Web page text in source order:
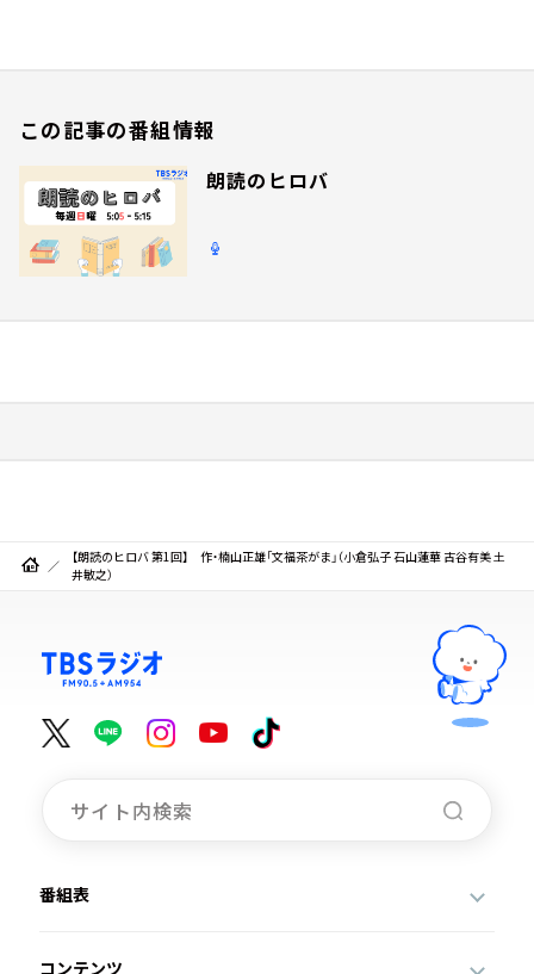
この記事の番組情報
朗読のヒロバ
【朗読のヒロバ 第1回】 作・楠山正雄「文福茶がま」（小倉弘子 石山蓮華 古谷有美 土
井敏之）
番組表
コンテンツ